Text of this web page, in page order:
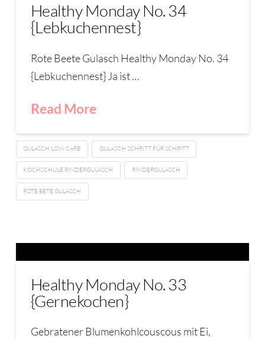
Healthy Monday No. 34
{Lebkuchennest}
Rote Beete Gulasch Healthy Monday No. 34
{Lebkuchennest} Ja ist …
Read More
GULASCH LOW CARB GULASCH SCHRITT FÜR SCHRITT
KOCHSCHULE RINDERGULASCH RINDERGULASCH
ROTE BETE GULASCH
Healthy Monday No. 33
{Gernekochen}
Gebratener Blumenkohlcouscous mit Ei,